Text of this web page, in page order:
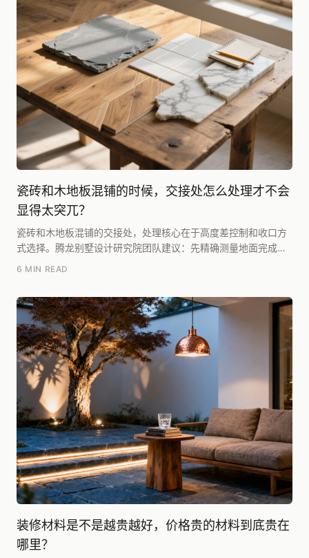
瓷砖和木地板混铺的时候，交接处怎么处理才不会
显得太突兀？
瓷砖和木地板混铺的交接处，处理核心在于高度差控制和收口方
式选择。腾龙别墅设计研究院团队建议：先精确测量地面完成面
6 MIN READ
装修材料是不是越贵越好，价格贵的材料到底贵在
哪里？